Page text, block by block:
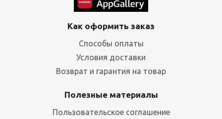
Как оформить заказ
Способы оплаты
Условия доставки
Возврат и гарантия на товар
Полезные материалы
Пользовательское соглашение